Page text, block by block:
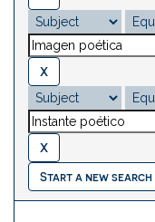
Start a new search